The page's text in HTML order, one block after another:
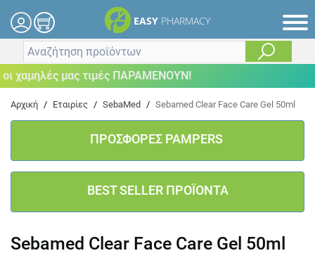
EASY PHARMACY
μας τιμές ΠΑΡΑΜΕΝΟΥΝ!
Αρχική / Εταιρίες / SebaMed / Sebamed Clear Face Care Gel 50ml
ΠΡΟΣΦΟΡΕΣ PAMPERS
BEST SELLER ΠΡΟΪΟΝΤΑ
Sebamed Clear Face Care Gel 50ml